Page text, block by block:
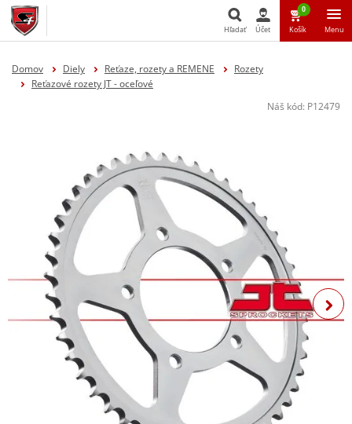
Hľadať Účet
0
Košík Menu
Domov Diely Reťaze, rozety a REMENE
Rozety
Reťazové rozety JT - oceľové
Náš kód: P12479